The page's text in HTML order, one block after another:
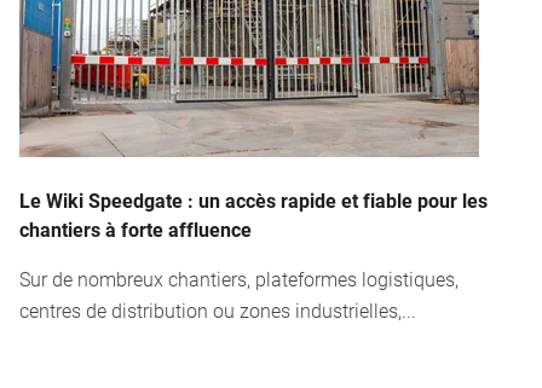
Le Wiki Speedgate : un accès rapide et fiable pour les
chantiers à forte affluence
Sur de nombreux chantiers, plateformes logistiques,
centres de distribution ou zones industrielles,...